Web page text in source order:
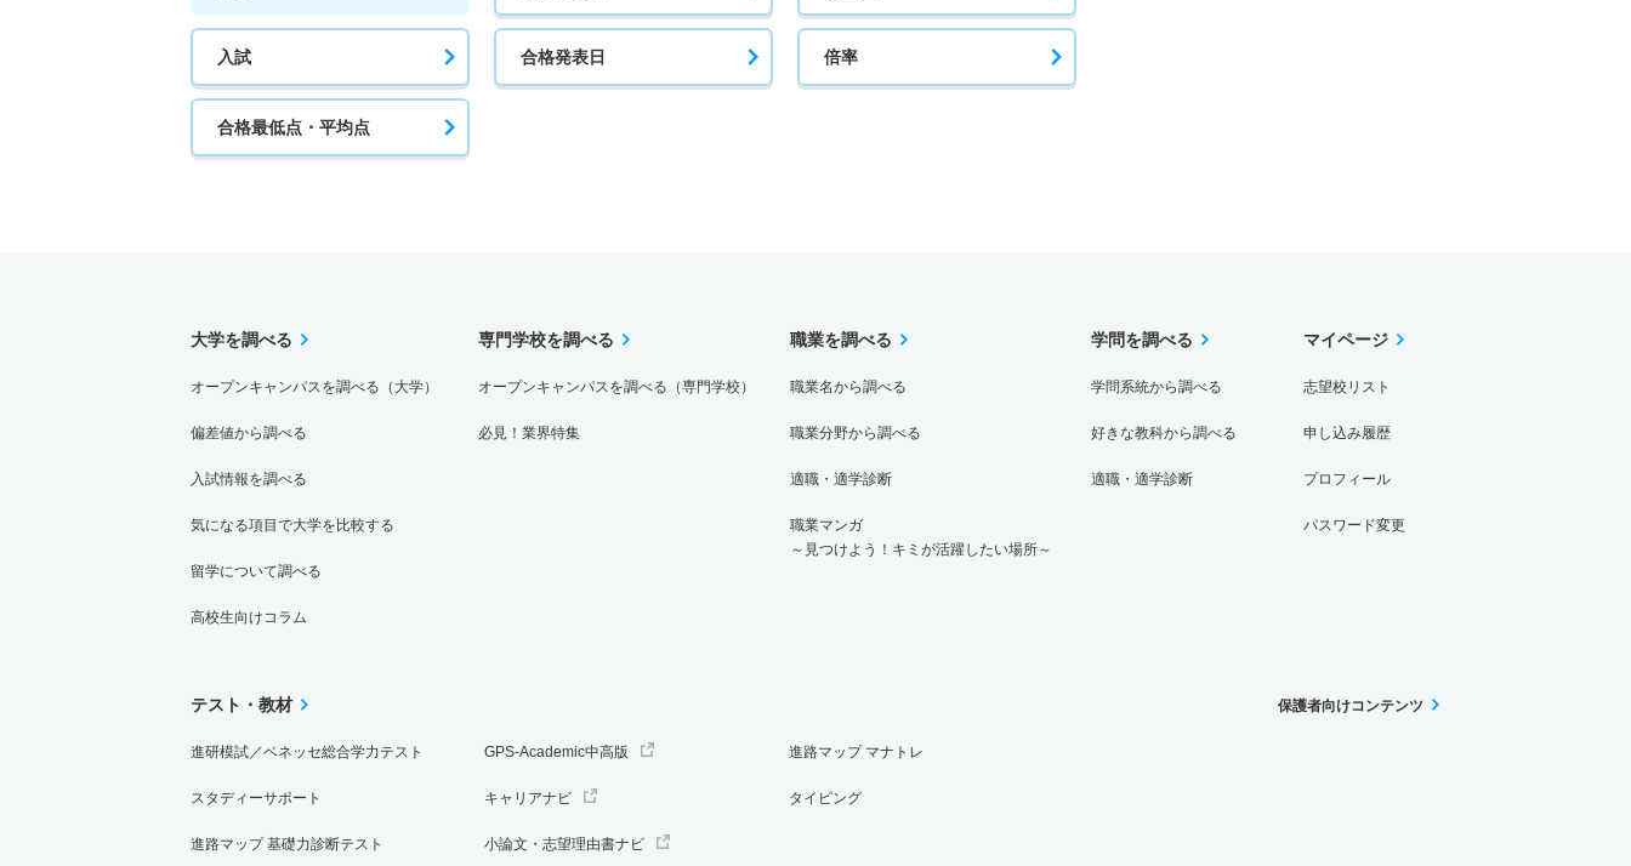
入試 合格発表日 倍率
合格最低点・平均点
大学を調べる
オープンキャンパスを調べる（大学）
偏差値から調べる
入試情報を調べる
気になる項目で大学を比較する
留学について調べる
高校生向けコラム
専門学校を調べる
オープンキャンパスを調べる（専門学校）
必見！業界特集
職業を調べる
職業名から調べる
職業分野から調べる
適職・適学診断
職業マンガ
～見つけよう！キミが活躍したい場所～
学問を調べる
学問系統から調べる
好きな教科から調べる
適職・適学診断
マイページ
志望校リスト
申し込み履歴
プロフィール
パスワード変更
テスト・教材
進研模試／ベネッセ総合学力テスト
スタディーサポート
進路マップ 基礎力診断テスト
GPS-Academic中高版
キャリアナビ
小論文・志望理由書ナビ
進路マップ マナトレ
タイピング
保護者向けコンテンツ